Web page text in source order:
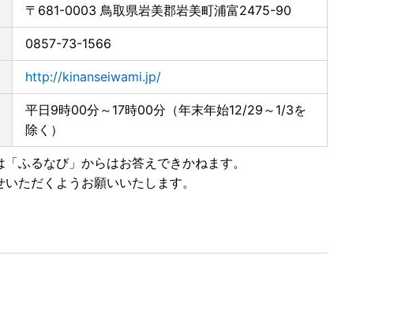
〒681-0003 鳥取県岩美郡岩美町浦富2475-90
0857-73-1566
http://kinanseiwami.jp/
平日9時00分～17時00分（年末年始12/29～1/3を
除く）
ふるなび」からはお答えできかねます。
ただくようお願いいたします。